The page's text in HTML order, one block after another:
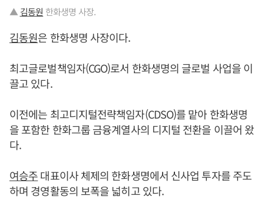
▲ 김동원 한화생명 사장.
김동원은 한화생명 사장이다.
최고글로벌책임자(CGO)로서 한화생명의 글로벌 사업을 이
끌고 있다.
이전에는 최고디지털전략책임자(CDSO)를 맡아 한화생명
을 포함한 한화그룹 금융계열사의 디지털 전환을 이끌어 왔
다.
여승주대표이사 체제의 한화생명에서 신사업 투자를 주도
하며 경영활동의 보폭을 넓히고 있다.